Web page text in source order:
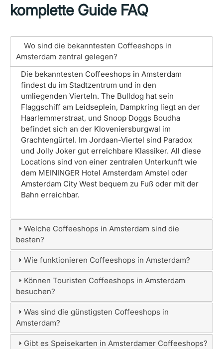
komplette Guide FAQ
Wo sind die bekanntesten Coffeeshops in
Amsterdam zentral gelegen?
Die bekanntesten Coffeeshops in Amsterdam
findest du im Stadtzentrum und in den
umliegenden Vierteln. The Bulldog hat sein
Flaggschiff am Leidseplein, Dampkring liegt an der
Haarlemmerstraat, und Snoop Doggs Boudha
befindet sich an der Kloveniersburgwal im
Grachtengürtel. Im Jordaan-Viertel sind Paradox
und Jolly Joker gut erreichbare Klassiker. All diese
Locations sind von einer zentralen Unterkunft wie
dem MEININGER Hotel Amsterdam Amstel oder
Amsterdam City West bequem zu Fuß oder mit der
Bahn erreichbar.
Welche Coffeeshops in Amsterdam sind die
besten?
Wie funktionieren Coffeeshops in Amsterdam?
Können Touristen Coffeeshops in Amsterdam
besuchen?
Was sind die günstigsten Coffeeshops in
Amsterdam?
Gibt es Speisekarten in Amsterdamer Coffeeshops?